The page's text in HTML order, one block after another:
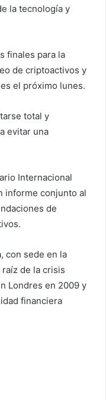
la tecnología y
finales para la
de criptoactivos y
el próximo lunes.
total y
evitar una
Internacional
informe conjunto al
de
con sede en la
de la crisis
Londres en 2009 y
financiera